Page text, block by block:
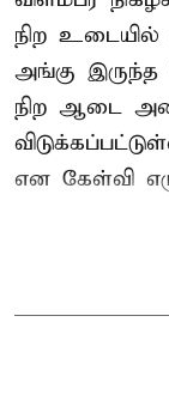
நிற
அங்கு இருந்த
நிற ஆடை
என கேள்வி